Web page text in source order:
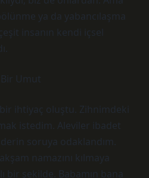
ya da yabancılaşma
insanın kendi içsel
Umut
ihtiyaç oluştu. Zihnimdeki
istedim. Aleviler ibadet
soruya odaklandım.
namazını kılmaya
bir şekilde. Babamın bana